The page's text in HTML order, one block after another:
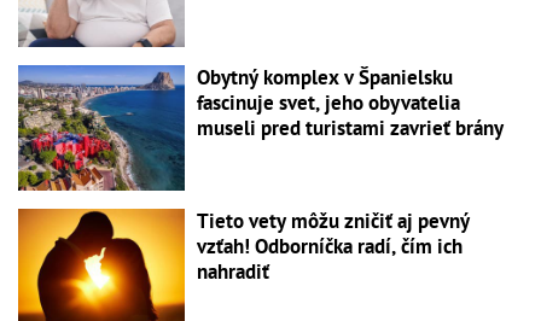
Obytný komplex v Španielsku
fascinuje svet, jeho obyvatelia
museli pred turistami zavrieť brány
Tieto vety môžu zničiť aj pevný
vzťah! Odborníčka radí, čím ich
nahradiť